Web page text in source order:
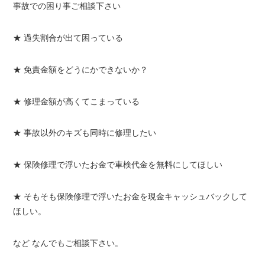
事故での困り事ご相談下さい
★ 過失割合が出て困っている
★ 免責金額をどうにかできないか？
★ 修理金額が高くてこまっている
★ 事故以外のキズも同時に修理したい
★ 保険修理で浮いたお金で車検代金を無料にしてほしい
★ そもそも保険修理で浮いたお金を現金キャッシュバックして
ほしい。
など なんでもご相談下さい。